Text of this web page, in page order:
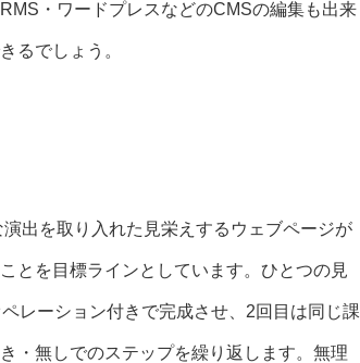
・ワードプレスなどのCMSの編集も出来
るでしょう。
出を取り入れた見栄えするウェブページが
とを目標ラインとしています。ひとつの見
レーション付きで完成させ、2回目は同じ課
・無しでのステップを繰り返します。無理